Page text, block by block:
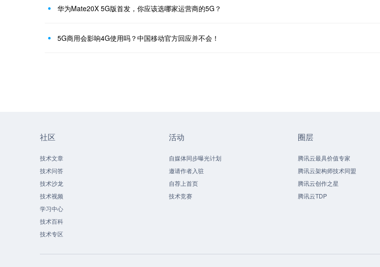
华为Mate20X 5G版首发，你应该选哪家运营商的5G？
5G商用会影响4G使用吗？中国移动官方回应并不会！
社区
技术文章
技术问答
技术沙龙
技术视频
学习中心
技术百科
技术专区
活动
自媒体同步曝光计划
邀请作者入驻
自荐上首页
技术竞赛
圈层
腾讯云最具价值专家
腾讯云架构师技术同盟
腾讯云创作之星
腾讯云TDP